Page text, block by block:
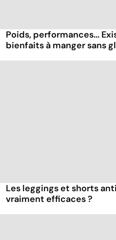
Poids, performances...
bienfaits à manger sans
Les leggings et shorts
vraiment efficaces ?